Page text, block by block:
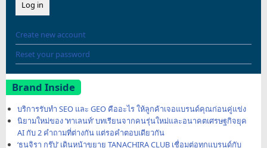
Create new account
Reset your password
Brand Inside
บริการรับทำ SEO และ GEO คืออะไร ให้ลูกค้าเจอแบรนด์คุณก่อนคู่แข่ง
นิยามใหม่ของ ‘ทาเลนท์’ บทเรียนจากคนรุ่นใหม่และอนาคตเศรษฐกิจยุค
AI กับ 2 คำถามที่ต่างกัน แต่รอคำตอบเดียวกัน
‘ธนจิรา กรุ๊ป’ เดินหน้าขยาย TANACHIRA CLUB เชื่อมต่อทุกแบรนด์กับ